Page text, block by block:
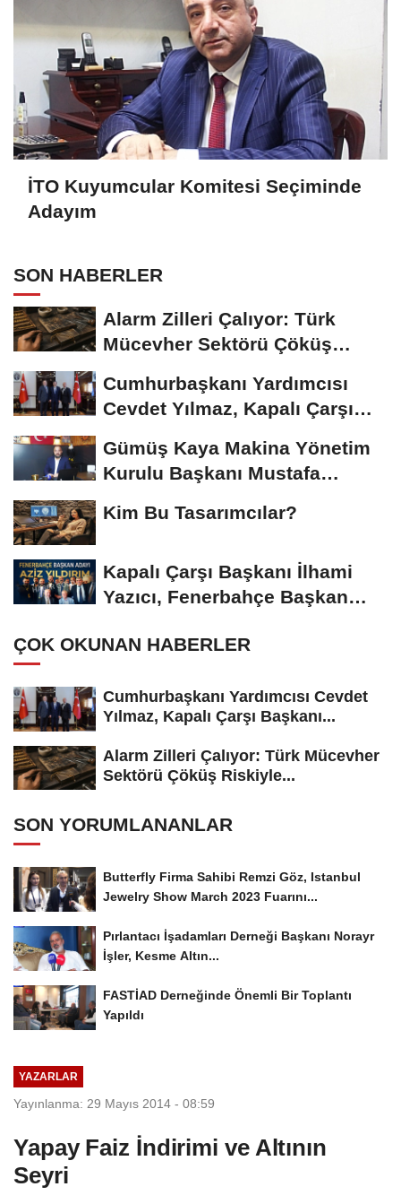
İTO Kuyumcular Komitesi Seçiminde
Adayım
SON HABERLER
Alarm Zilleri Çalıyor: Türk
Mücevher Sektörü Çöküş
Cumhurbaşkanı Yardımcısı
Cevdet Yılmaz, Kapalı Çarşı
Gümüş Kaya Makina Yönetim
Kurulu Başkanı Mustafa
Kim Bu Tasarımcılar?
Kapalı Çarşı Başkanı İlhami
Yazıcı, Fenerbahçe Başkan
ÇOK OKUNAN HABERLER
Cumhurbaşkanı Yardımcısı Cevdet
Yılmaz, Kapalı Çarşı Başkanı...
Alarm Zilleri Çalıyor: Türk Mücevher
Sektörü Çöküş Riskiyle...
SON YORUMLANANLAR
Butterfly Firma Sahibi Remzi Göz, Istanbul
Jewelry Show March 2023 Fuarını...
Pırlantacı İşadamları Derneği Başkanı Norayr
İşler, Kesme Altın...
FASTİAD Derneğinde Önemli Bir Toplantı
Yapıldı
YAZARLAR
Yayınlanma: 29 Mayıs 2014 - 08:59
Yapay Faiz İndirimi ve Altının
Seyri